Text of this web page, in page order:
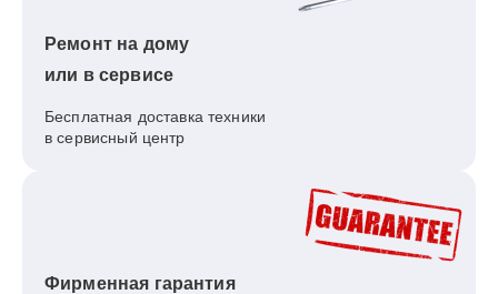
Ремонт на дому
или в сервисе
Бесплатная доставка техники
в сервисный центр
Фирменная гарантия